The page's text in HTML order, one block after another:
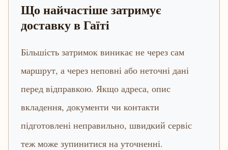
Що найчастіше затримує
доставку в Гаїті
Більшість затримок виникає не через сам
маршрут, а через неповні або неточні дані
перед відправкою. Якщо адреса, опис
вкладення, документи чи контакти
підготовлені неправильно, швидкий сервіс
теж може зупинитися на уточненні.